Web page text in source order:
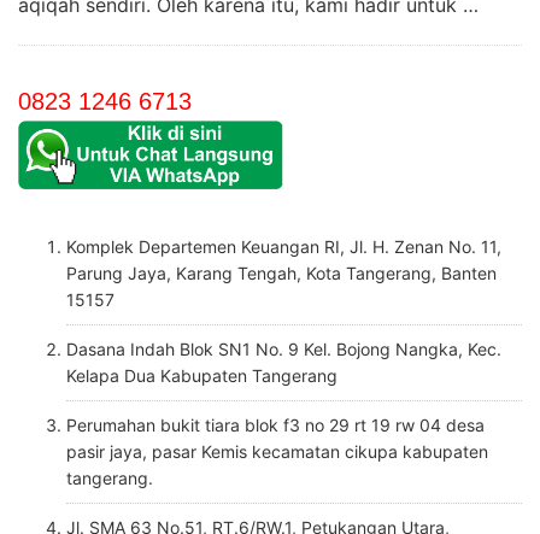
aqiqah sendiri. Oleh karena itu, kami hadir untuk …
0823 1246 6713
Komplek Departemen Keuangan RI, Jl. H. Zenan No. 11,
Parung Jaya, Karang Tengah, Kota Tangerang, Banten
15157
Dasana Indah Blok SN1 No. 9 Kel. Bojong Nangka, Kec.
Kelapa Dua Kabupaten Tangerang
Perumahan bukit tiara blok f3 no 29 rt 19 rw 04 desa
pasir jaya, pasar Kemis kecamatan cikupa kabupaten
tangerang.
Jl. SMA 63 No.51, RT.6/RW.1, Petukangan Utara,